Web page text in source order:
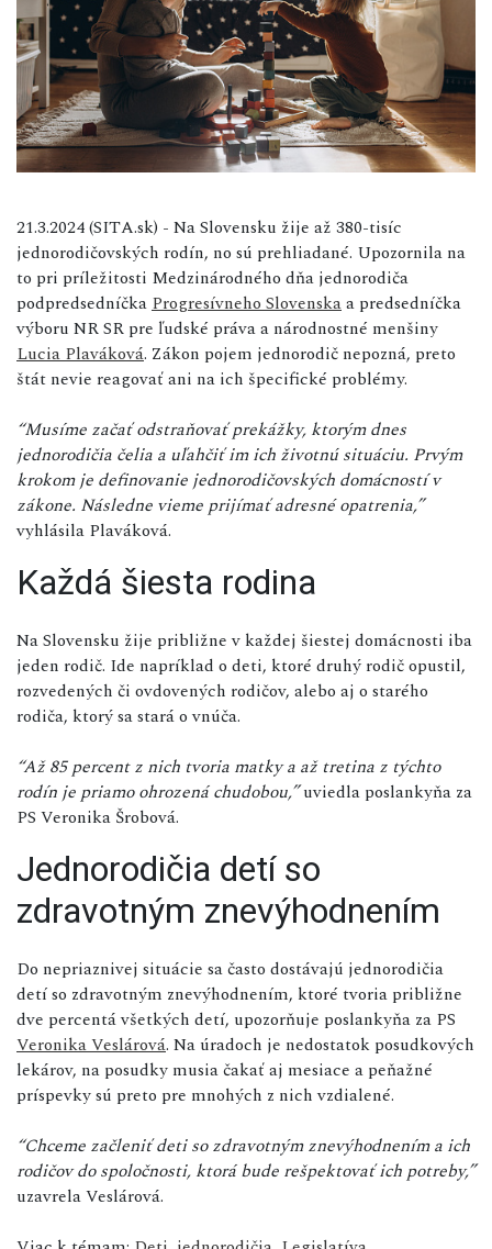
21.3.2024 (SITA.sk) - Na Slovensku žije až 380-tisíc
jednorodičovských rodín, no sú prehliadané. Upozornila na
to pri príležitosti Medzinárodného dňa jednorodiča
podpredsedníčkaProgresívneho Slovenskaa predsedníčka
výboru NR SR pre ľudské práva a národnostné menšiny
Lucia Plaváková. Zákon pojem jednorodič nepozná, preto
štát nevie reagovať ani na ich špecifické problémy.
“Musíme začať odstraňovať prekážky, ktorým dnes
jednorodičia čelia a uľahčiť im ich životnú situáciu. Prvým
krokom je definovanie jednorodičovských domácností v
zákone. Následne vieme prijímať adresné opatrenia,”
vyhlásila Plaváková.
Každá šiesta rodina
Na Slovensku žije približne v každej šiestej domácnosti iba
jeden rodič. Ide napríklad o deti, ktoré druhý rodič opustil,
rozvedených či ovdovených rodičov, alebo aj o starého
rodiča, ktorý sa stará o vnúča.
“Až 85 percent z nich tvoria matky a až tretina z týchto
rodín je priamo ohrozená chudobou,”uviedla poslankyňa za
PS Veronika Šrobová.
Jednorodičia detí so
zdravotným znevýhodnením
Do nepriaznivej situácie sa často dostávajú jednorodičia
detí so zdravotným znevýhodnením, ktoré tvoria približne
dve percentá všetkých detí, upozorňuje poslankyňa za PS
Veronika Veslárová. Na úradoch je nedostatok posudkových
lekárov, na posudky musia čakať aj mesiace a peňažné
príspevky sú preto pre mnohých z nich vzdialené.
“Chceme začleniť deti so zdravotným znevýhodnením a ich
rodičov do spoločnosti, ktorá bude rešpektovať ich potreby,”
uzavrela Veslárová.